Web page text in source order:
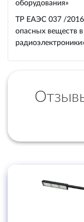
оборудования»
ТР ЕАЭС 037 /2016
опасных веществ